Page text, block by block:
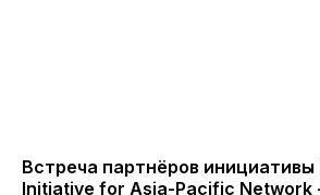
Встреча партнёров инициативы
Initiative for Asia-Pacific Network